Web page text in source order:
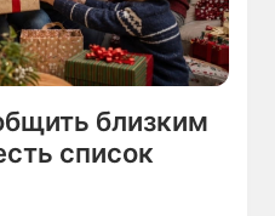
близким
список